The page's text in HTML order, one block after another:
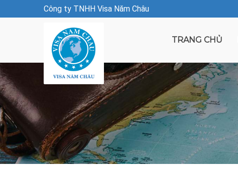
Công ty TNHH Visa Năm Châu
TRANG CHỦ